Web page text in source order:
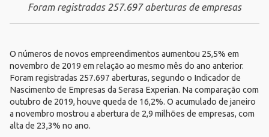
Foram registradas 257.697 aberturas de empresas
O números de novos empreendimentos aumentou 25,5% em
novembro de 2019 em relação ao mesmo mês do ano anterior.
Foram registradas 257.697 aberturas, segundo o Indicador de
Nascimento de Empresas da Serasa Experian. Na comparação com
outubro de 2019, houve queda de 16,2%. O acumulado de janeiro
a novembro mostrou a abertura de 2,9 milhões de empresas, com
alta de 23,3% no ano.